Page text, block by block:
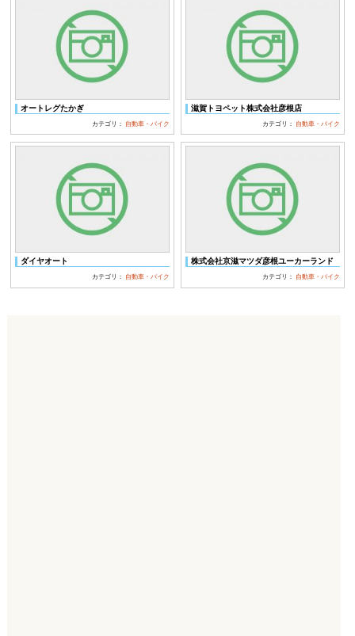
オートレグたかぎ
カテゴリ： 自動車・バイク
滋賀トヨペット株式会社彦根店
カテゴリ： 自動車・バイク
ダイヤオート
カテゴリ： 自動車・バイク
株式会社京滋マツダ彦根ユーカーランド
カテゴリ： 自動車・バイク